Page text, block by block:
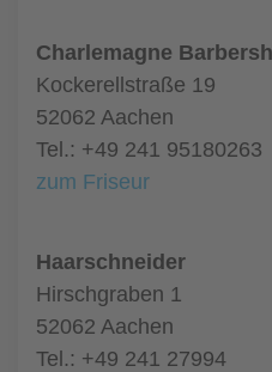
Charlemagne
Kockerellstraße 19
52062 Aachen
Tel.: +49 241 95180263
zum Friseur
Haarschneider
Hirschgraben 1
52062 Aachen
Tel.: +49 241 27994